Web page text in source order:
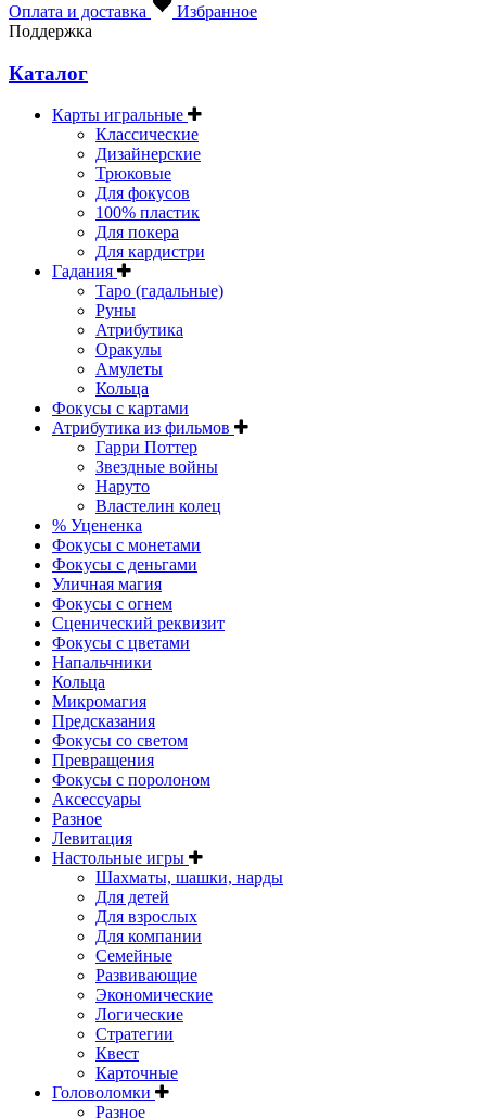
Оплата и доставка
Избранное
Поддержка
Каталог
Карты игральные
Классические
Дизайнерские
Трюковые
Для фокусов
100% пластик
Для покера
Для кардистри
Гадания
Таро (гадальные)
Руны
Атрибутика
Оракулы
Амулеты
Кольца
Фокусы с картами
Атрибутика из фильмов
Гарри Поттер
Звездные войны
Наруто
Властелин колец
% Уцененка
Фокусы с монетами
Фокусы с деньгами
Уличная магия
Фокусы с огнем
Сценический реквизит
Фокусы с цветами
Напальчники
Кольца
Микромагия
Предсказания
Фокусы со светом
Превращения
Фокусы с поролоном
Аксессуары
Разное
Левитация
Настольные игры
Шахматы, шашки, нарды
Для детей
Для взрослых
Для компании
Семейные
Развивающие
Экономические
Логические
Стратегии
Квест
Карточные
Головоломки
Разное